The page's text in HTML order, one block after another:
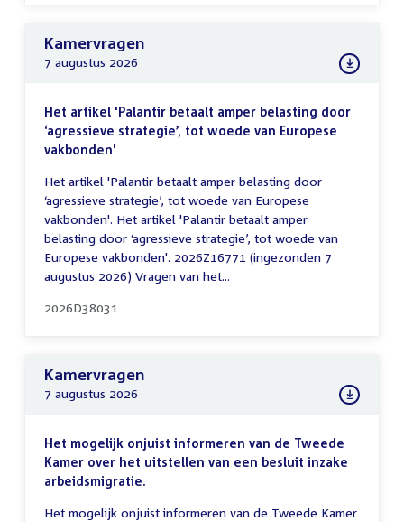
Kamervragen
7 augustus 2026
Het artikel 'Palantir betaalt amper belasting door
‘agressieve strategie’, tot woede van Europese
vakbonden'
Het artikel 'Palantir betaalt amper belasting door
‘agressieve strategie’, tot woede van Europese
vakbonden'. Het artikel 'Palantir betaalt amper
belasting door ‘agressieve strategie’, tot woede van
Europese vakbonden'. 2026Z16771 (ingezonden 7
augustus 2026) Vragen van het...
2026D38031
Kamervragen
7 augustus 2026
Het mogelijk onjuist informeren van de Tweede
Kamer over het uitstellen van een besluit inzake
arbeidsmigratie.
Het mogelijk onjuist informeren van de Tweede Kamer